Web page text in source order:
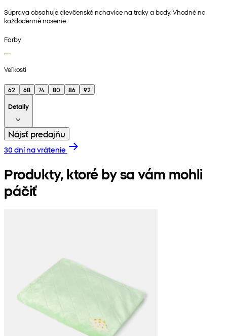
Súprava obsahuje dievčenské nohavice na traky a body. Vhodné na
každodenné nosenie.
Farby
Veľkosti
62 68 74 80 86
92
Detaily
Nájsť predajňu
30 dní na vrátenie
Produkty, ktoré by sa vám mohli
páčiť